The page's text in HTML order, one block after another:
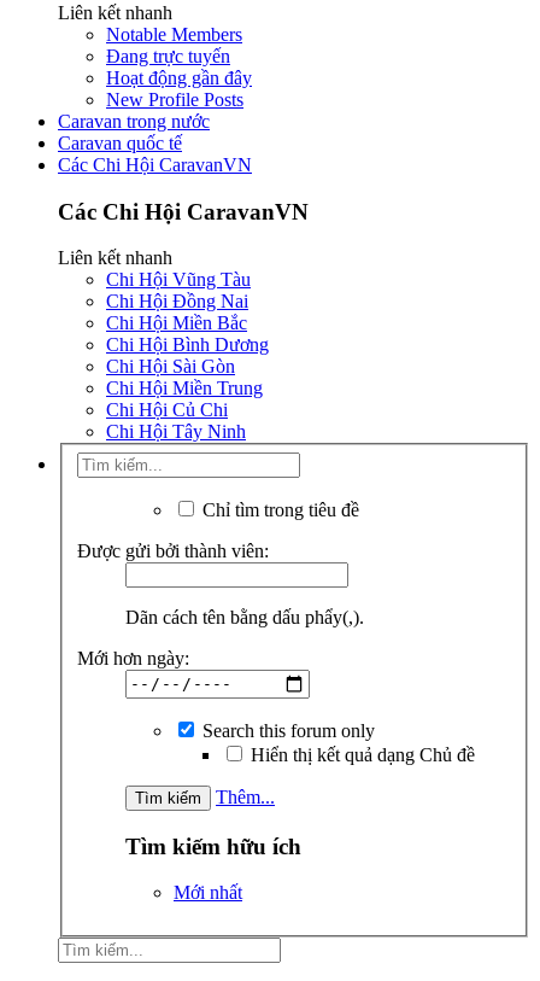
Liên kết nhanh
Notable Members
Đang trực tuyến
Hoạt động gần đây
New Profile Posts
Caravan trong nước
Caravan quốc tế
Các Chi Hội CaravanVN
Các Chi Hội CaravanVN
Liên kết nhanh
Chi Hội Vũng Tàu
Chi Hội Đồng Nai
Chi Hội Miền Bắc
Chi Hội Bình Dương
Chi Hội Sài Gòn
Chi Hội Miền Trung
Chi Hội Củ Chi
Chi Hội Tây Ninh
Chỉ tìm trong tiêu đề
Được gửi bởi thành viên:
Dãn cách tên bằng dấu phẩy(,).
Mới hơn ngày:
Search this forum only
Hiển thị kết quả dạng Chủ đề
Thêm...
Tìm kiếm hữu ích
Mới nhất